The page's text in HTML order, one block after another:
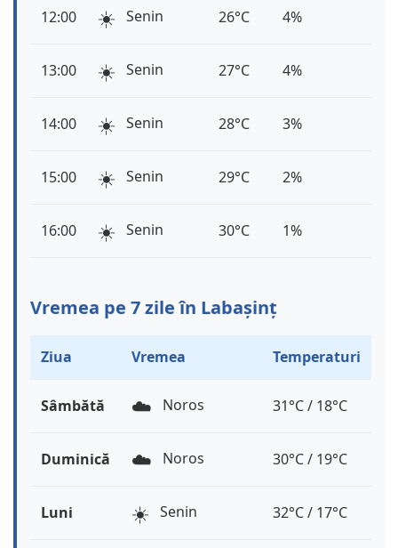
12:00 ☀️ Senin 26°C 4%
13:00 ☀️ Senin 27°C 4%
14:00 ☀️ Senin 28°C 3%
15:00 ☀️ Senin 29°C 2%
16:00 ☀️ Senin 30°C 1%
Vremea pe 7 zile în Labașinț
Ziua Vremea Temperaturi
Sâmbătă ☁️ Noros 31°C / 18°C
Duminică ☁️ Noros 30°C / 19°C
Luni ☀️ Senin 32°C / 17°C